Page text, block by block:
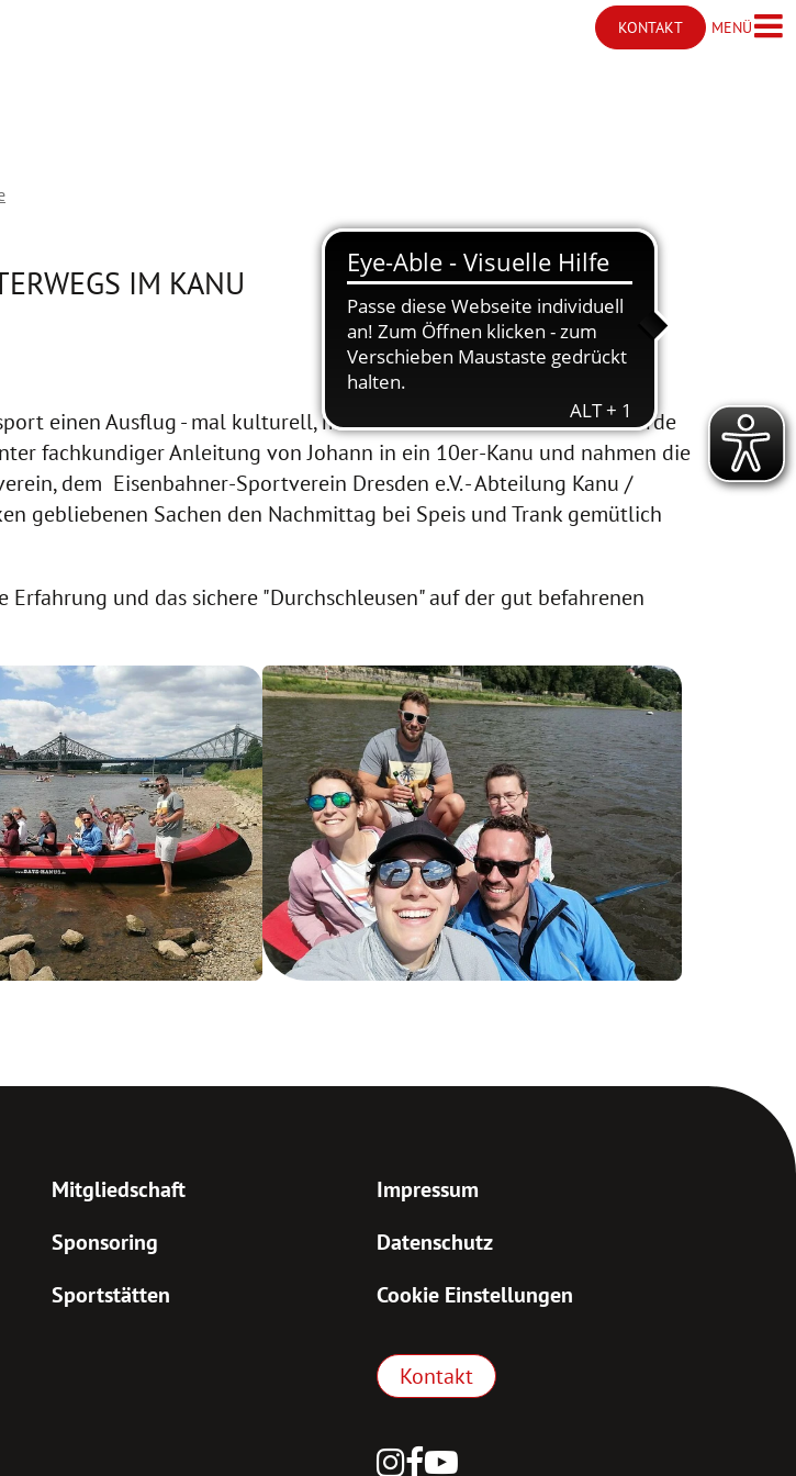
KONTAKT
Kontakt öffnen
MENÜMenü
IM KANU
einen Ausflug - mal kulturell, mal nur kulinarisch. Dieses Jahr wurde
fachkundiger Anleitung von Johann in ein 10er-Kanu und nahmen die
dem Eisenbahner-Sportverein Dresden e.V. - Abteilung Kanu /
gebliebenen Sachen den Nachmittag bei Speis und Trank gemütlich
und das sichere "Durchschleusen" auf der gut befahrenen
Mitgliedschaft
Sponsoring
Sportstätten
Impressum
Datenschutz
Cookie Einstellungen
Kontakt